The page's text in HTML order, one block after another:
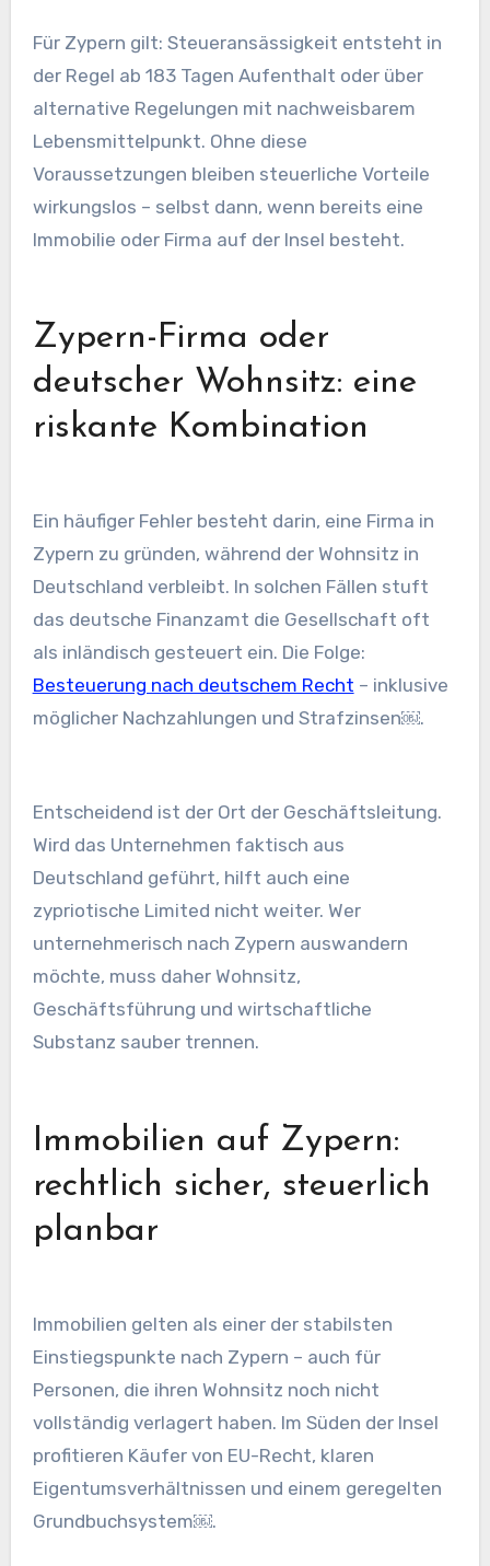
Für Zypern gilt: Steueransässigkeit entsteht in
der Regel ab 183 Tagen Aufenthalt oder über
alternative Regelungen mit nachweisbarem
Lebensmittelpunkt. Ohne diese
Voraussetzungen bleiben steuerliche Vorteile
wirkungslos – selbst dann, wenn bereits eine
Immobilie oder Firma auf der Insel besteht.
Zypern-Firma oder
deutscher Wohnsitz: eine
riskante Kombination
Ein häufiger Fehler besteht darin, eine Firma in
Zypern zu gründen, während der Wohnsitz in
Deutschland verbleibt. In solchen Fällen stuft
das deutsche Finanzamt die Gesellschaft oft
als inländisch gesteuert ein. Die Folge:
Besteuerung nach deutschem Recht – inklusive
möglicher Nachzahlungen und Strafzinsen￼.
Entscheidend ist der Ort der Geschäftsleitung.
Wird das Unternehmen faktisch aus
Deutschland geführt, hilft auch eine
zypriotische Limited nicht weiter. Wer
unternehmerisch nach Zypern auswandern
möchte, muss daher Wohnsitz,
Geschäftsführung und wirtschaftliche
Substanz sauber trennen.
Immobilien auf Zypern:
rechtlich sicher, steuerlich
planbar
Immobilien gelten als einer der stabilsten
Einstiegspunkte nach Zypern – auch für
Personen, die ihren Wohnsitz noch nicht
vollständig verlagert haben. Im Süden der Insel
profitieren Käufer von EU-Recht, klaren
Eigentumsverhältnissen und einem geregelten
Grundbuchsystem￼.